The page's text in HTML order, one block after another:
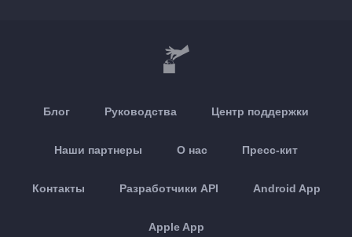
Блог Руководства Центр поддержки
Наши партнеры О нас Пресс-кит
Контакты Разработчики API Android App
Apple App